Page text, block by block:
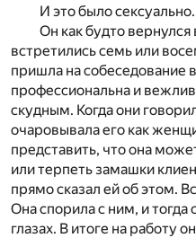
И это было сексуально.
Он как будто вернулся
встретились семь или
пришла на собеседование
профессиональна и
скудным. Когда они
очаровывала его как
представить, что она
или терпеть замашки
прямо сказал ей об этом.
Она спорила с ним, и тогда
глазах. В итоге на работу